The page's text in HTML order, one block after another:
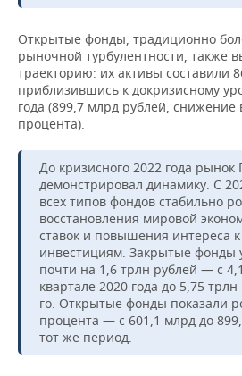
Открытые фонды, традиционно
рыночной турбулентности, также
траекторию: их активы составили
приблизившись к докризисному
года (899,7 млрд рублей, снижение
процента).
До кризисного 2022 года
демонстрировал динамику. С
всех типов фондов стабильно
восстановления мировой
ставок и повышения интереса
инвестициям. Закрытые фонды
почти на 1,6 трлн рублей — с
квартале 2020 года до 5,75
го. Открытые фонды показали
процента — с 601,1 млрд до
тот же период.